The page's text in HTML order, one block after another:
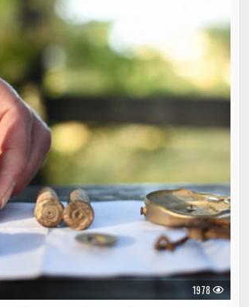
1978